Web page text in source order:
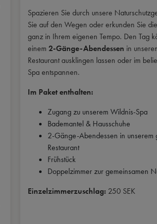
Spazieren Sie durch unsere
Sie auf den Wegen oder erkunden Sie
ganz in Ihrem eigenen Tempo. Den Tag
einem 2-Gänge-Abendessen in
Restaurant ausklingen lassen oder im
Spa entspannen.
Im Paket enthalten:
Zugang zu unserem Wildnis-Spa
Bademantel & Hausschuhe
2-Gänge-Abendessen in unserem
Restaurant
Frühstück
Doppelzimmer zur gemeinsamen
Einzelzimmerzuschlag: 250 SEK